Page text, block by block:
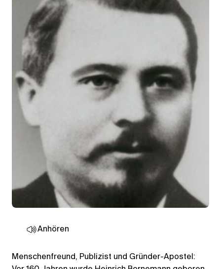
Anhören
Menschenfreund, Publizist und Gründer-Apostel: